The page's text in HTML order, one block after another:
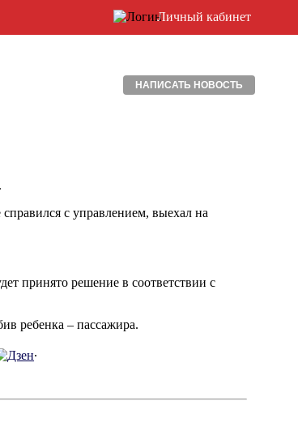
Личный кабинет
НАПИСАТЬ НОВОСТЬ
с управлением, выехал на
принято решение в соответствии с
ребенка – пассажира.
.